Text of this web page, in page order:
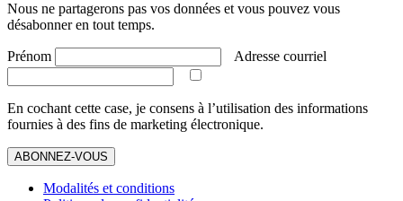
Nous ne partagerons pas vos données et vous pouvez vous
désabonner en tout temps.
Prénom Adresse courriel
En cochant cette case, je consens à l’utilisation des informations
fournies à des fins de marketing électronique.
ABONNEZ-VOUS
Modalités et conditions